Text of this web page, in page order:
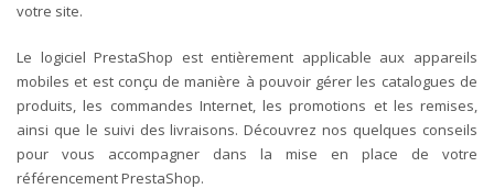
votre site.
Le logiciel PrestaShop est entièrement applicable aux appareils
mobiles et est conçu de manière à pouvoir gérer les catalogues de
produits, les commandes Internet, les promotions et les remises,
ainsi que le suivi des livraisons. Découvrez nos quelques conseils
pour vous accompagner dans la mise en place de votre
référencement PrestaShop.